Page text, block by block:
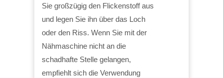
Sie großzügig den Flickenstoff aus
und legen Sie ihn über das Loch
oder den Riss. Wenn Sie mit der
Nähmaschine nicht an die
schadhafte Stelle gelangen,
empfiehlt sich die Verwendung